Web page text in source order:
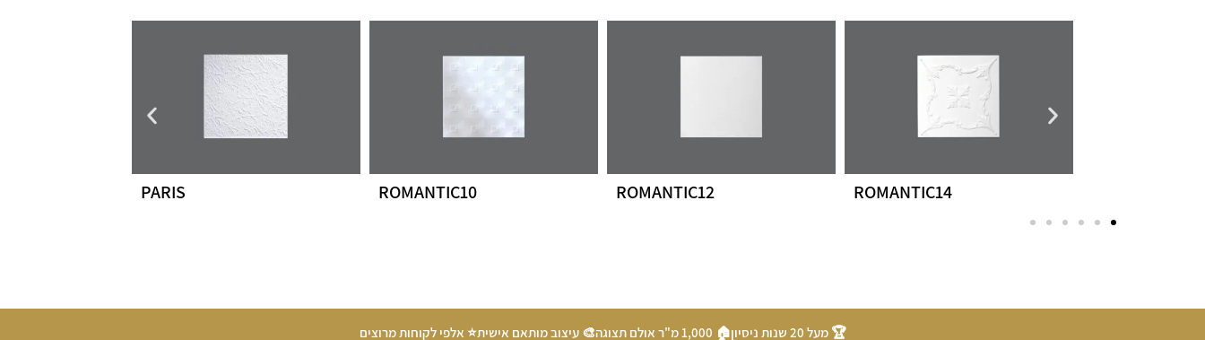
ROMANTIC14
ROMANTIC12
ROMANTIC10
PARIS
🏆 מעל 20 שנות ניסיון 🏠 1,000 מ"ר אולם תצוגה 🎨 עיצוב מותאם אישית⭐ אלפי לקוחות מרוצים